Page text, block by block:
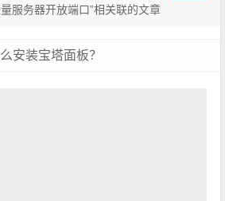
服务器开放端口”相关联的文章
安装宝塔面板？